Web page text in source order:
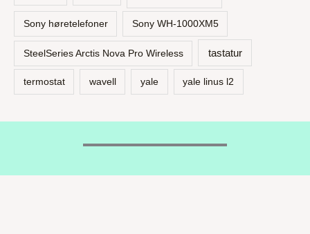
Sony høretelefoner Sony WH-1000XM5
SteelSeries Arctis Nova Pro Wireless tastatur
termostat wavell yale yale linus l2